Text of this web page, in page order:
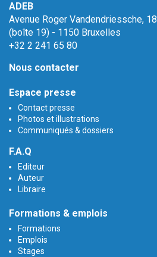
ADEB
Avenue Roger Vandendriessche, 18
(boîte 19) - 1150 Bruxelles
+32 2 241 65 80
Nous contacter
Espace presse
Contact presse
Photos et illustrations
Communiqués & dossiers
F.A.Q
Editeur
Auteur
Libraire
Formations & emplois
Formations
Emplois
Stages